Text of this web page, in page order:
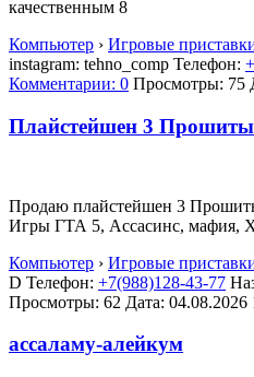
качественным 8
Компьютер › Игровые
instagram: tehno_comp Телефон:
Комментарии: 0 Просмотры: 75
Плайстейшен 3
Продаю плайстейшен 3
Игры ГТА 5, Ассасинс, мафия,
Компьютер › Игровые
D Телефон: +7(988)128-43-77
Просмотры: 62 Дата: 04.08.2026
ассаламу-алейкум